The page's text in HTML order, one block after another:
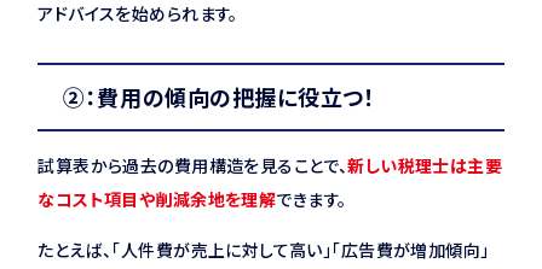
アドバイスを始められます。
②：費用の傾向の把握に役立つ！
試算表から過去の費用構造を見ることで、新しい税理士は主要
なコスト項目や削減余地を理解できます。
たとえば、「人件費が売上に対して高い」「広告費が増加傾向」